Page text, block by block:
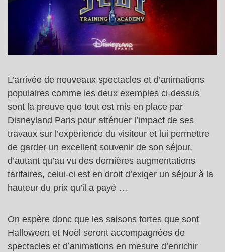
L’arrivée de nouveaux spectacles et d’animations
populaires comme les deux exemples ci-dessus
sont la preuve que tout est mis en place par
Disneyland Paris pour atténuer l’impact de ses
travaux sur l’expérience du visiteur et lui permettre
de garder un excellent souvenir de son séjour,
d’autant qu’au vu des dernières augmentations
tarifaires, celui-ci est en droit d’exiger un séjour à la
hauteur du prix qu’il a payé …
On espère donc que les saisons fortes que sont
Halloween et Noël seront accompagnées de
spectacles et d’animations en mesure d’enrichir